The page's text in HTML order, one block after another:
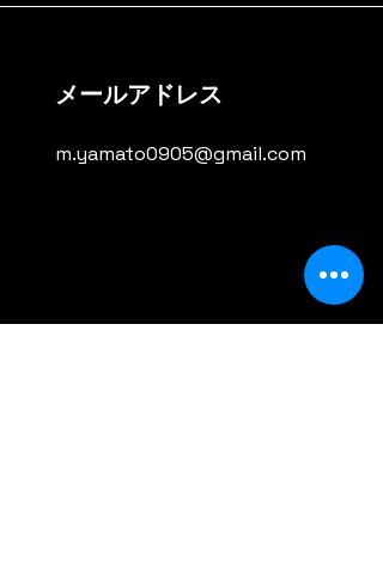
メールアドレス
m.yamato0905@gmail.com